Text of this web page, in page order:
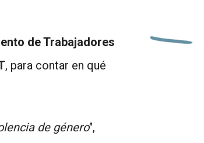
de Trabajadores
, para contar en qué
de género",